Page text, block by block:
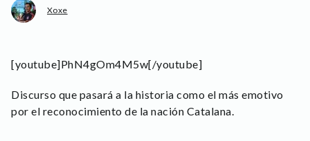
Xoxe
[youtube]PhN4gOm4M5w[/youtube]
Discurso que pasará a la historia como el más emotivo
por el reconocimiento de la nación Catalana.